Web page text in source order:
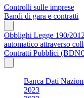
Controlli sulle imprese
Bandi di gara e contratti
Obblighi Legge 190/
automatico attraverso
Contratti Pubblici
Banca Dati
2023